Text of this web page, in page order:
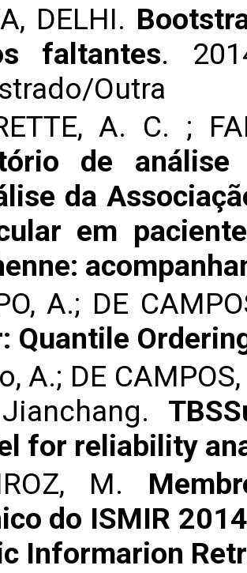
DELHI.
faltantes.
Outra
A. C. ;
de
da
em
A.; DE
Quantile
A.; DE
for reliability
M.
do ISMIR
Informarion